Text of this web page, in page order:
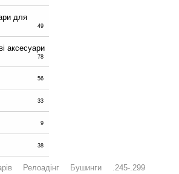
для
49
аксесуари
78
56
33
9
38
Релоадінг Бушинги .245-.299